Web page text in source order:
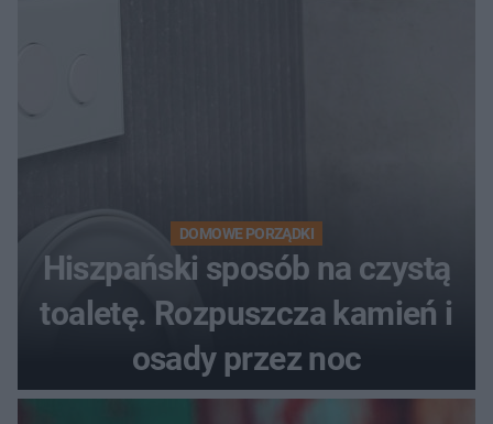
DOMOWE PORZĄDKI
Hiszpański sposób na czystą
toaletę. Rozpuszcza kamień i
osady przez noc